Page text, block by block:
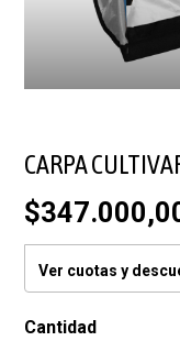
CARPA
Ver cuotas y
Cantidad